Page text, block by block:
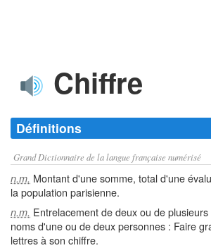
Chiffre
Définitions
Grand Dictionnaire de la langue française numérisé
n.m. Montant d'une somme, total d'une
la population parisienne.
n.m. Entrelacement de deux ou de
noms d'une ou de deux personnes : Faire
lettres à son chiffre.